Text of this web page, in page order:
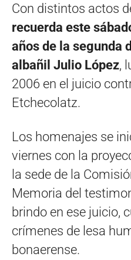
Con distintos actos
recuerda este
años de la segunda
albañil Julio López,
2006 en el juicio
Etchecolatz.
Los homenajes se
viernes con la
la sede de la
Memoria del
brindo en ese juicio,
crímenes de lesa
bonaerense.